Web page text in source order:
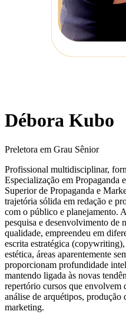
Débora Kubo
Preletora em Grau Sênior
Profissional multidisciplinar,
Especialização em Propaganda
Superior de Propaganda e
trajetória sólida em redação e
com o público e planejamento.
pesquisa e desenvolvimento de
qualidade, empreendeu em
escrita estratégica
estética, áreas aparentemente
proporcionam profundidade
mantendo ligada às novas
repertório cursos que envolvem
análise de arquétipos,
marketing.